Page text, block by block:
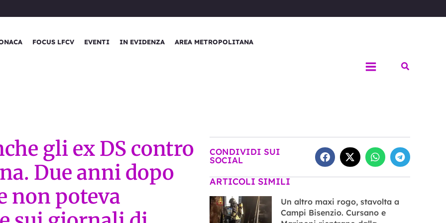
FOCUS LFCV EVENTI IN EVIDENZA AREA METROPOLITANA
Cerca
gli ex DS contro
Due anni dopo
non poteva
CONDIVIDI SUI
SOCIAL
ARTICOLI SIMILI
Un altro maxi rogo, stavolta a
Campi Bisenzio. Cursano e